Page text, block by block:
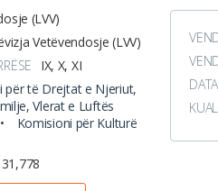
(LVV)
Vetëvendosje (LVV)
IX, X, XI
për të Drejtat e Njeriut,
Vlerat e Luftës
Komisioni për Kulturë
31,778